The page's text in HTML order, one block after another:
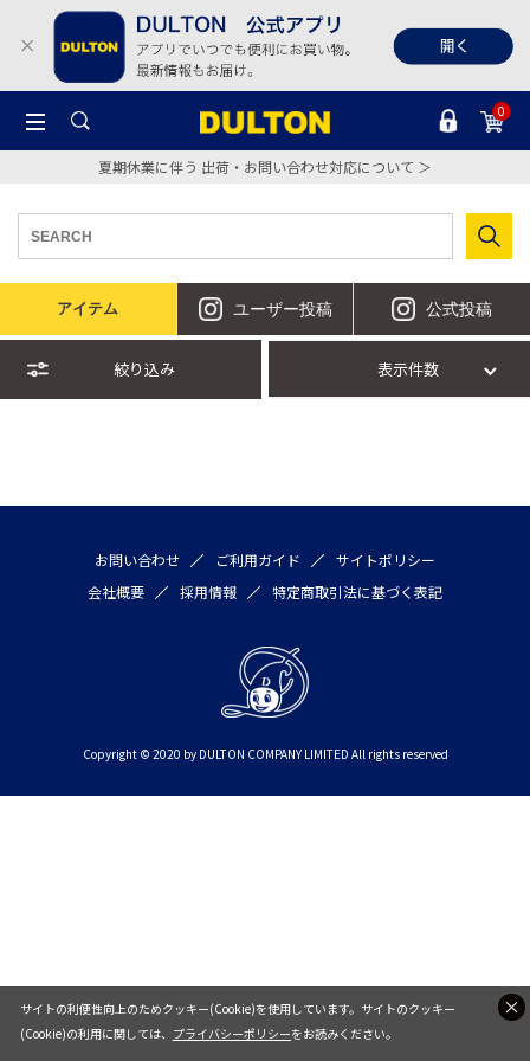
0
夏期休業に伴う 出荷・お問い合わせ対応について ＞
アイテム ユーザー投稿 公式投稿
絞り込み 表示件数
お問い合わせ ご利用ガイド
サイトポリシー
会社概要
採用情報 特定商取引法に基づく表記
Copyright © 2020 by DULTON COMPANY LIMITED All rights reserved
サイトの利便性向上のためクッキー(Cookie)を使用しています。サイトのクッキー
(Cookie)の利用に関しては、 プライバシーポリシーをお読みください。